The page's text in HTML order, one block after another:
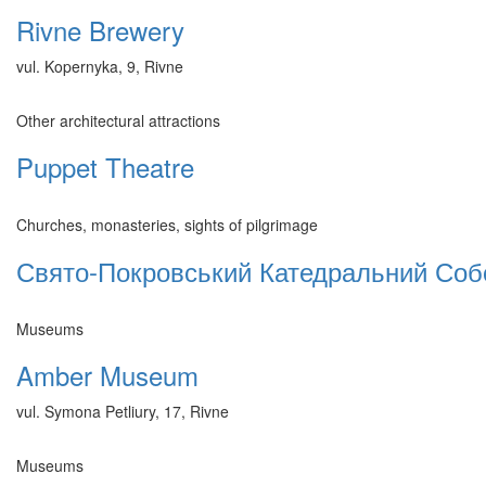
Rivne Brewery
vul. Kopernyka, 9, Rivne
Other architectural attractions
Puppet Theatre
Churches, monasteries, sights of pilgrimage
Свято-Покровський Катедральний
Museums
Amber Museum
vul. Symona Petliury, 17, Rivne
Museums